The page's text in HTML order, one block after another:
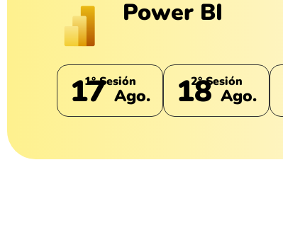
Power BI
1° Sesión
17Ago.
2° Sesión
18Ago.